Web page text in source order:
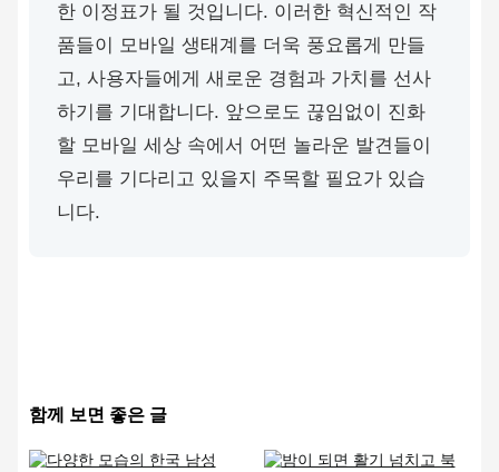
한 이정표가 될 것입니다. 이러한 혁신적인 작
품들이 모바일 생태계를 더욱 풍요롭게 만들
고, 사용자들에게 새로운 경험과 가치를 선사
하기를 기대합니다. 앞으로도 끊임없이 진화
할 모바일 세상 속에서 어떤 놀라운 발견들이
우리를 기다리고 있을지 주목할 필요가 있습
니다.
함께 보면 좋은 글